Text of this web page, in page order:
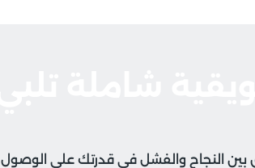
بين النجاح والفشل في قدرتك على الوصول